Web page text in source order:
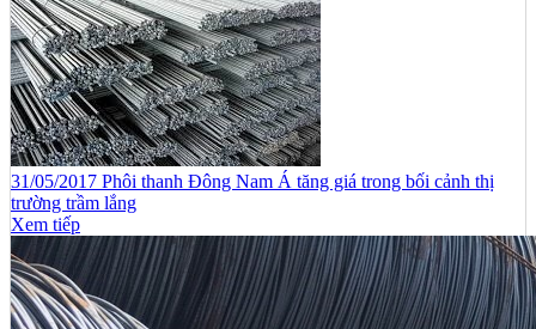
31/05/2017 Phôi thanh Đông Nam Á tăng giá trong bối cảnh thị
trường trầm lắng
Xem tiếp